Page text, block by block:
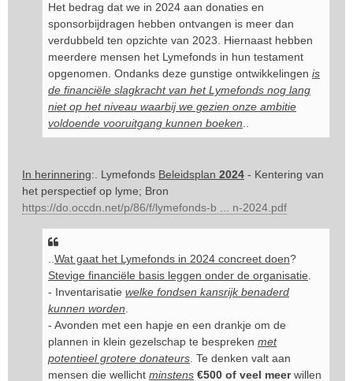
Het bedrag dat we in 2024 aan donaties en
sponsorbijdragen hebben ontvangen is meer dan
verdubbeld ten opzichte van 2023. Hiernaast hebben
meerdere mensen het Lymefonds in hun testament
opgenomen. Ondanks deze gunstige ontwikkelingen is
de financiële slagkracht van het Lymefonds nog lang
niet op het niveau waarbij we gezien onze ambitie
voldoende vooruitgang kunnen boeken
In herinnering:. Lymefonds Beleidsplan 2024 - Kentering van
het perspectief op lyme; Bron
https://do.occdn.net/p/86/f/lymefonds-b ... n-2024.pdf
Wat gaat het Lymefonds in 2024 concreet doen?
Stevige financiële basis leggen onder de organisatie
- Inventarisatie welke fondsen kansrijk benaderd
kunnen worden
- Avonden met een hapje en een drankje om de
plannen in klein gezelschap te bespreken met
potentieel grotere donateurs . Te denken valt aan
mensen die wellicht minstens €500 of veel meerwillen